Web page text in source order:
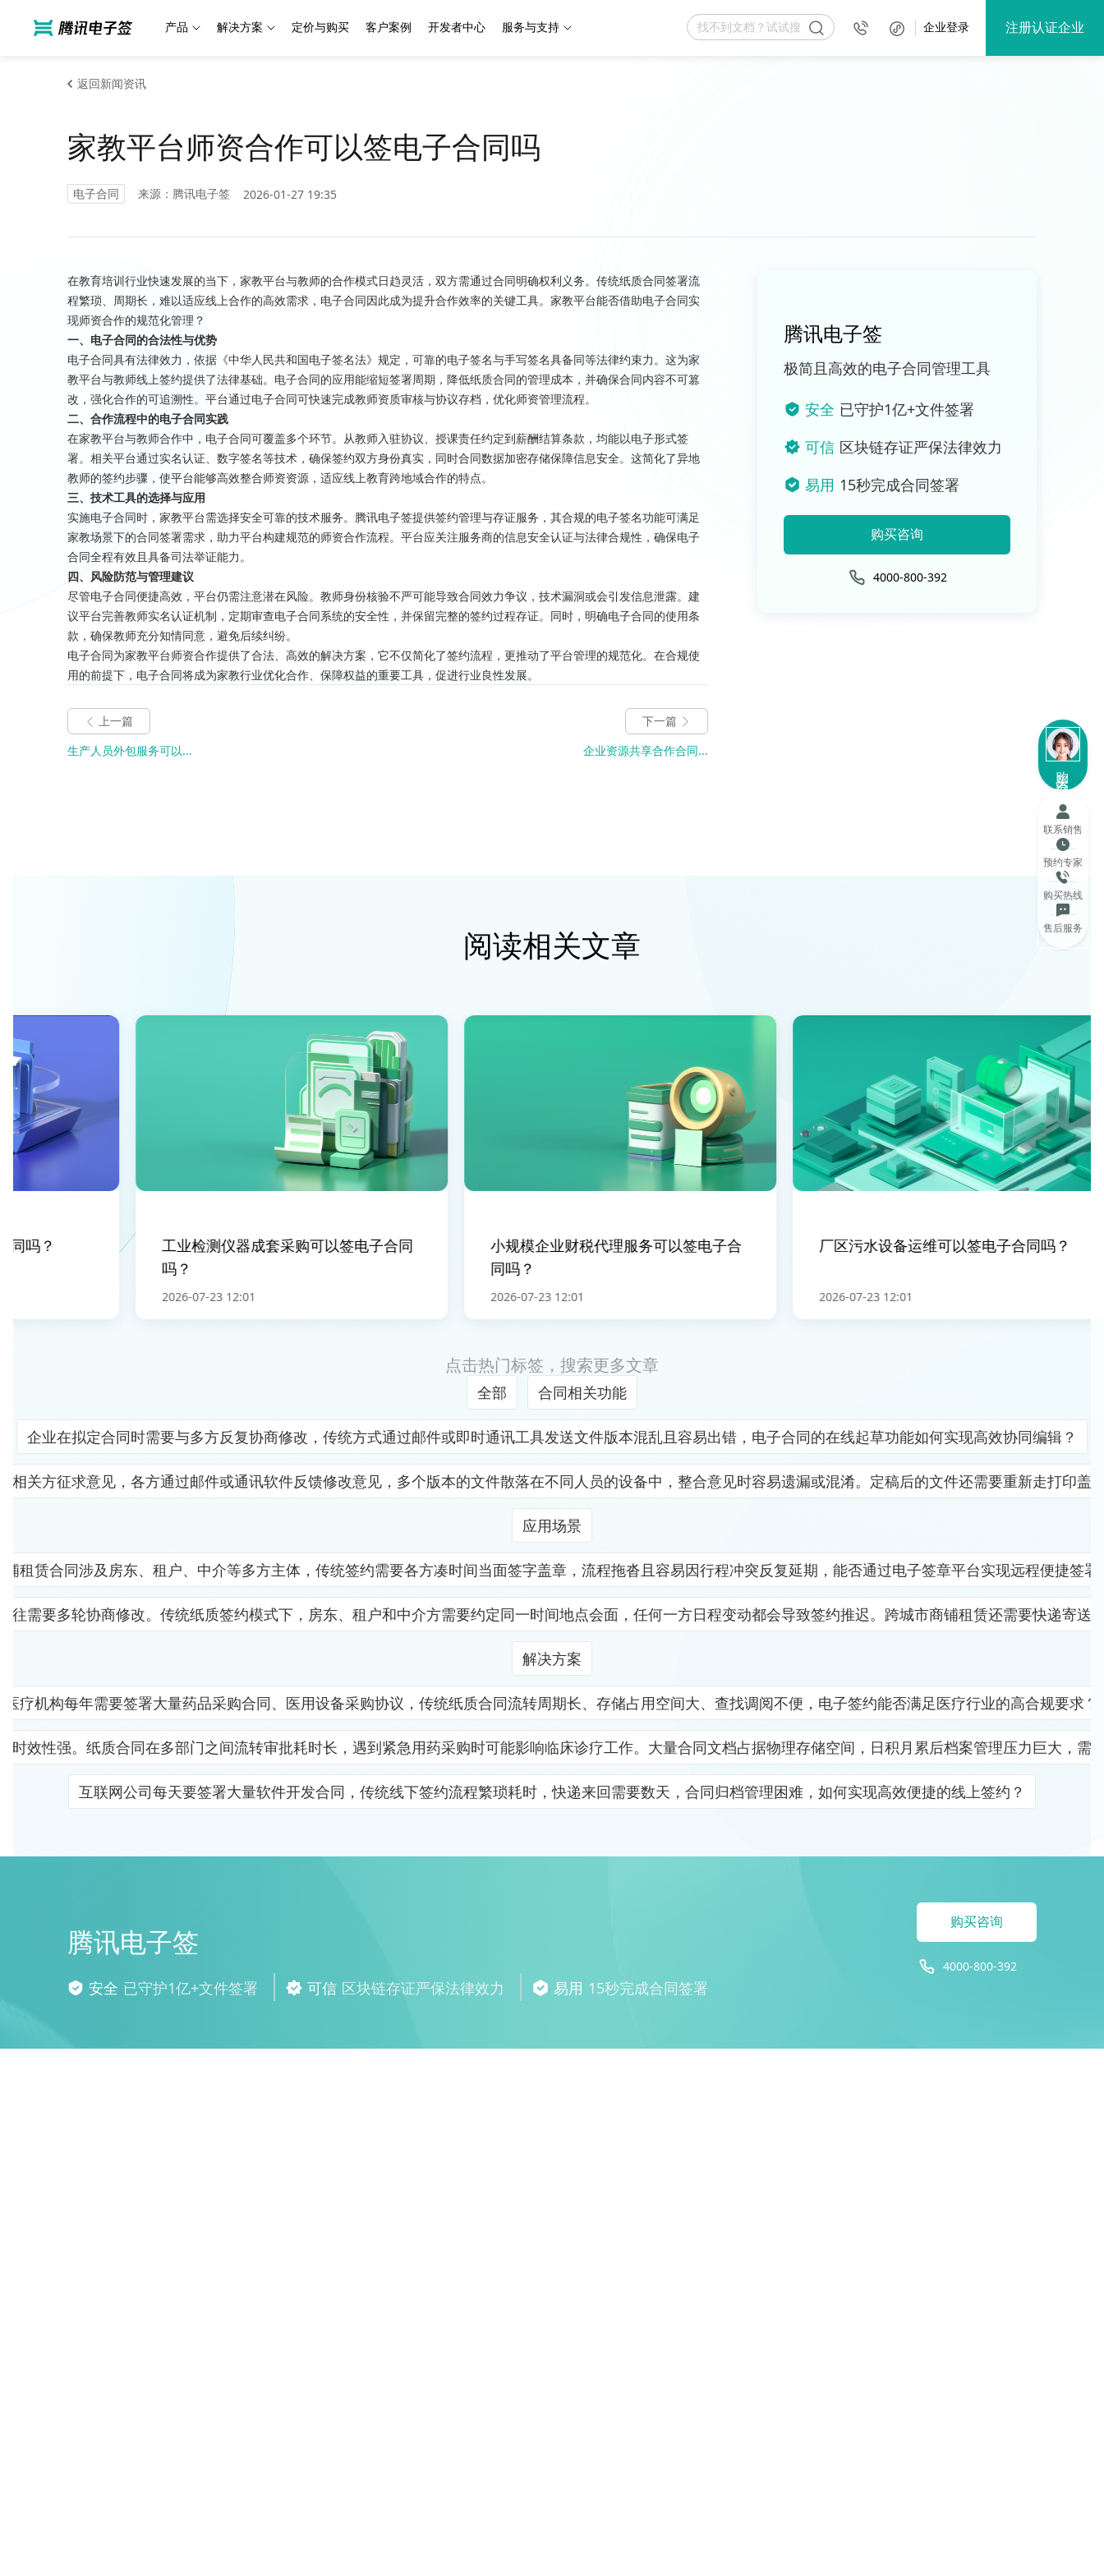
产品 解决方案 定价与购买 客户案例 开发者中心 服务与支持 企业登录 注册认证企业
返回新闻资讯
家教平台师资合作可以签电子合同吗
电子合同 来源：腾讯电子签 2026-01-27 19:35
在教育培训行业快速发展的当下，家教平台与教师的合作模式日趋灵活，双方需通过合同明确权利义务。传统纸质合同签署流
程繁琐、周期长，难以适应线上合作的高效需求，电子合同因此成为提升合作效率的关键工具。家教平台能否借助电子合同实
现师资合作的规范化管理？
一、电子合同的合法性与优势
电子合同具有法律效力，依据《中华人民共和国电子签名法》规定，可靠的电子签名与手写签名具备同等法律约束力。这为家
教平台与教师线上签约提供了法律基础。电子合同的应用能缩短签署周期，降低纸质合同的管理成本，并确保合同内容不可篡
改，强化合作的可追溯性。平台通过电子合同可快速完成教师资质审核与协议存档，优化师资管理流程。
二、合作流程中的电子合同实践
在家教平台与教师合作中，电子合同可覆盖多个环节。从教师入驻协议、授课责任约定到薪酬结算条款，均能以电子形式签
署。相关平台通过实名认证、数字签名等技术，确保签约双方身份真实，同时合同数据加密存储保障信息安全。这简化了异地
教师的签约步骤，使平台能够高效整合师资资源，适应线上教育跨地域合作的特点。
三、技术工具的选择与应用
实施电子合同时，家教平台需选择安全可靠的技术服务。腾讯电子签提供签约管理与存证服务，其合规的电子签名功能可满足
家教场景下的合同签署需求，助力平台构建规范的师资合作流程。平台应关注服务商的信息安全认证与法律合规性，确保电子
合同全程有效且具备司法举证能力。
四、风险防范与管理建议
尽管电子合同便捷高效，平台仍需注意潜在风险。教师身份核验不严可能导致合同效力争议，技术漏洞或会引发信息泄露。建
议平台完善教师实名认证机制，定期审查电子合同系统的安全性，并保留完整的签约过程存证。同时，明确电子合同的使用条
款，确保教师充分知情同意，避免后续纠纷。
电子合同为家教平台师资合作提供了合法、高效的解决方案，它不仅简化了签约流程，更推动了平台管理的规范化。在合规使
用的前提下，电子合同将成为家教行业优化合作、保障权益的重要工具，促进行业良性发展。
上一篇
生产人员外包服务可以...
下一篇
企业资源共享合作合同...
腾讯电子签
极简且高效的电子合同管理工具
安全 已守护1亿+文件签署
可信 区块链存证严保法律效力
易用 15秒完成合同签署
购买咨询
4000-800-392
阅读相关文章
吗？
工业检测仪器成套采购可以签电子合同
吗？
2026-07-23 12:01
小规模企业财税代理服务可以签电子合
同吗？
2026-07-23 12:01
厂区污水设备运维可以签电子合同吗？
2026-07-23 12:01
点击热门标签，搜索更多文章
全部 合同相关功能
企业在拟定合同时需要与多方反复协商修改，传统方式通过邮件或即时通讯工具发送文件版本混乱且容易出错，电子合同的在线起草功能如何实现高效协同编辑？
关方征求意见，各方通过邮件或通讯软件反馈修改意见，多个版本的文件散落在不同人员的设备中，整合意见时容易遗漏或混淆。定稿后的文件还需要重新走打印
应用场景
铺租赁合同涉及房东、租户、中介等多方主体，传统签约需要各方凑时间当面签字盖章，流程拖沓且容易因行程冲突反复延期，能否通过电子签章平台实现远程便捷签署
需要多轮协商修改。传统纸质签约模式下，房东、租户和中介方需要约定同一时间地点会面，任何一方日程变动都会导致签约推迟。跨城市商铺租赁还需要快递寄
解决方案
医疗机构每年需要签署大量药品采购合同、医用设备采购协议，传统纸质合同流转周期长、存储占用空间大、查找调阅不便，电子签约能否满足医疗行业的高合规要求？
效性强。纸质合同在多部门之间流转审批耗时长，遇到紧急用药采购时可能影响临床诊疗工作。大量合同文档占据物理存储空间，日积月累后档案管理压力巨大，
互联网公司每天要签署大量软件开发合同，传统线下签约流程繁琐耗时，快递来回需要数天，合同归档管理困难，如何实现高效便捷的线上签约？
腾讯电子签
安全 已守护1亿+文件签署 可信 区块链存证严保法律效力 易用 15秒完成合同签署
购买咨询
4000-800-392
购买咨询
联系销售
预约专家
购买热线
售后服务